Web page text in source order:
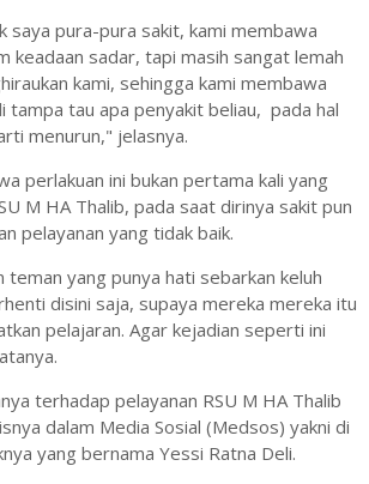
saya pura-pura sakit, kami membawa
keadaan sadar, tapi masih sangat lemah
kami, sehingga kami membawa
tampa tau apa penyakit beliau, pada hal
menurun," jelasnya.
perlakuan ini bukan pertama kali yang
M HA Thalib, pada saat dirinya sakit pun
pelayanan yang tidak baik.
yang punya hati sebarkan keluh
disini saja, supaya mereka mereka itu
pelajaran. Agar kejadian seperti ini
terhadap pelayanan RSU M HA Thalib
dalam Media Sosial (Medsos) yakni di
yang bernama Yessi Ratna Deli.